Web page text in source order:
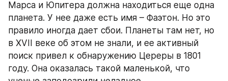
Марса и Юпитера должна находиться еще одна
планета. У нее даже есть имя – Фаэтон. Но это
правило иногда дает сбои. Планеты там нет, но
в XVII веке об этом не знали, и ее активный
поиск привел к обнаружению Цереры в 1801
году. Она оказалась такой маленькой, что